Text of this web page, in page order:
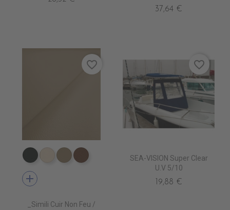
37,64 €
EN7005 VERT ANGLAIS
EN7001 CREME
EN7002 BEIGE
EN7003 BRUN
add
_Simili Cuir Non Feu /
favorite_border
SEA-VISION Super Clear
U.V 5/10
19,88 €
favorite_border